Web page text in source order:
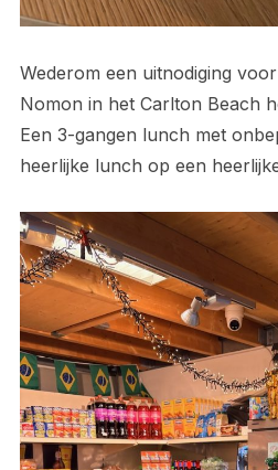
Wederom een uitnodiging
Nomon in het Carlton Beach
Een 3-gangen lunch met
heerlijke lunch op een